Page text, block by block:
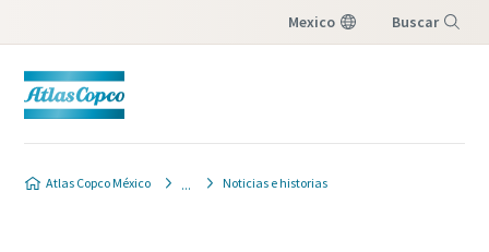
Mexico Buscar
Atlas Copco México Noticias e historias